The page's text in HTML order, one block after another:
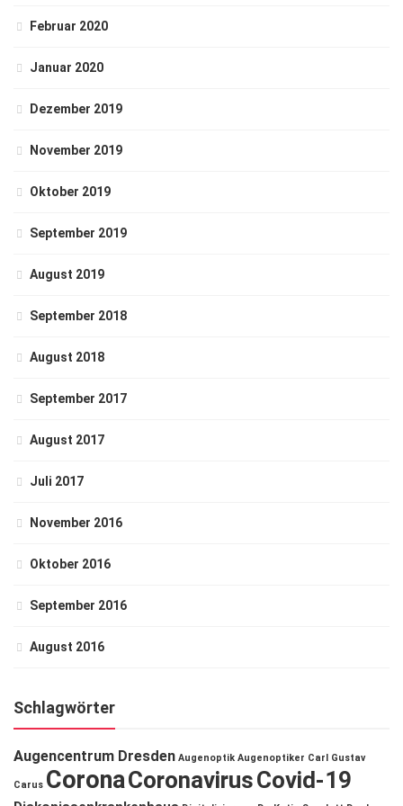
Februar 2020
Januar 2020
Dezember 2019
November 2019
Oktober 2019
September 2019
August 2019
September 2018
August 2018
September 2017
August 2017
Juli 2017
November 2016
Oktober 2016
September 2016
August 2016
Schlagwörter
Augencentrum Dresden Augenoptik Augenoptiker Carl Gustav
Carus CoronaCoronavirusCovid-19